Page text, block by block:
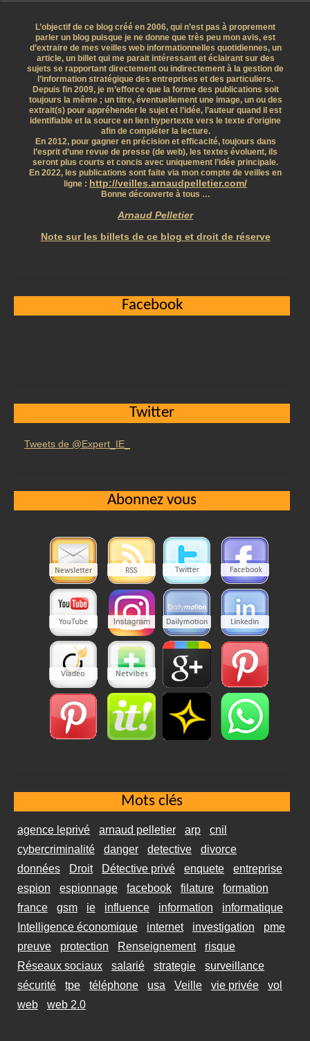
L’objectif de ce blog créé en 2006, qui n’est pas à proprement
parler un blog puisque je ne donne que très peu mon avis, est
d’extraire de mes veilles web informationnelles quotidiennes, un
article, un billet qui me parait intéressant et éclairant sur des
sujets se rapportant directement ou indirectement à la gestion de
l’information stratégique des entreprises et des particuliers.
Depuis fin 2009, je m’efforce que la forme des publications soit
toujours la même ; un titre, éventuellement une image, un ou des
extrait(s) pour appréhender le sujet et l’idée, l’auteur quand il est
identifiable et la source en lien hypertexte vers le texte d’origine
afin de compléter la lecture.
En 2012, pour gagner en précision et efficacité, toujours dans
l’esprit d’une revue de presse (de web), les textes évoluent, ils
seront plus courts et concis avec uniquement l’idée principale.
En 2022, les publications sont faite via mon compte de veilles en
ligne : http://veilles.arnaudpelletier.com/
Bonne découverte à tous …
Arnaud Pelletier
Note sur les billets de ce blog et droit de réserve
Facebook
Twitter
Tweets de @Expert_IE_
Abonnez vous
Mots clés
agence leprivé arnaud pelletier arp
cnil
cybercriminalité
danger detective
divorce
données
Droit Détective privé enquete
entreprise
espion
espionnage facebook filature
formation
france
gsm ie influence information
informatique
Intelligence économique
internet investigation
pme
preuve
protection Renseignement
risque
Réseaux sociaux
salarié strategie
surveillance
sécurité
tpe téléphone usa Veille vie privée
vol
web
web 2.0